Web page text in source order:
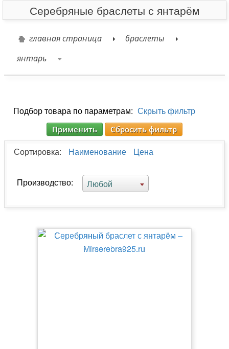
Серебряные браслеты с янтарём
главная страница
браслеты
янтарь
Подбор товара по параметрам: Скрыть фильтр
Применить Сбросить фильтр
Сортировка: Наименование Цена
Производство: Любой